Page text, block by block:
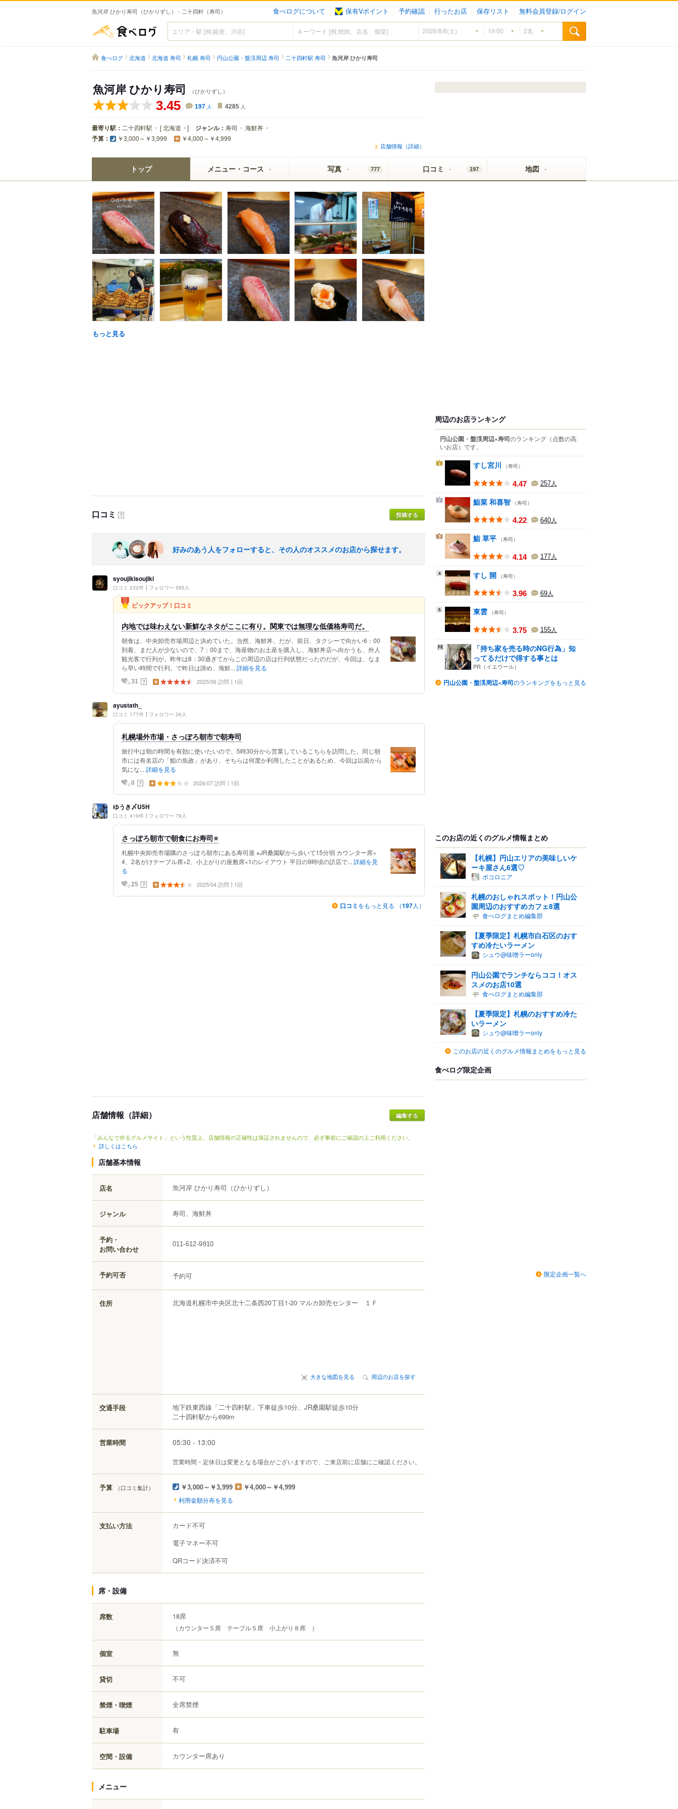
魚河岸 ひかり寿司（ひかりずし） - 二十四軒（寿司） 食べログについて 保有Vポイント 予約確認 行ったお店 保存リスト 無料会員登録/ログイン
食べログ
食べログ 北海道 北海道 寿司 札幌 寿司 円山公園・盤渓周辺 寿司 二十四軒駅 寿司 魚河岸 ひかり寿司
魚河岸 ひかり寿司 （ひかりずし）
3.45 197 人 4285 人
最寄り駅： 二十四軒駅 [北海道 ] ジャンル： 寿司 海鮮丼
予算： ￥3,000～￥3,999 ￥4,000～￥4,999
店舗情報（詳細）
トップ メニュー・コース 写真 777 口コミ 197 地図
もっと見る
口コミ ？ 投稿する
好みのあう人をフォローすると、その人のオススメのお店から探せます。
syoujikisoujiki
口コミ 232件 フォロワー 585人
ピックアップ！口コミ
内地では味わえない新鮮なネタがここに有り。関東では無理な低価格寿司だ。
朝食は、中央卸売市場周辺と決めていた。当然、海鮮丼。だが、前日、タクシーで向かい6：00
到着、まだ人が少ないので、7：00まで、海産物のお土産を購入し、海鮮丼店へ向かうも、外人
観光客で行列が。昨年は8：30過ぎてからこの周辺の店は行列状態だったのだが、今回は、なま
ら早い時間で行列。で昨日は諦め、海鮮... 詳細を見る
31 ？ 2025/06 訪問 1回
ayustath_
口コミ 177件 フォロワー 26人
札幌場外市場・さっぽろ朝市で朝寿司
旅行中は朝の時間を有効に使いたいので、5時30分から営業しているこちらを訪問した。同じ朝
市には有名店の「鮨の魚政」があり、そちらは何度か利用したことがあるため、今回は以前から
気にな... 詳細を見る
0 ？ 2026/07 訪問 1回
ゆうき〆U5H
口コミ 419件 フォロワー 79人
さっぽろ朝市で朝食にお寿司⭐️
札幌中央卸売市場隣のさっぽろ朝市にある寿司屋 ※JR桑園駅から歩いて15分弱 カウンター席×
4、2名がけテーブル席×2、小上がりの座敷席×1のレイアウト 平日の9時頃の訪店で... 詳細を見
る
25 ？ 2025/04 訪問 1回
口コミ をもっと見る （197人）
店舗情報（詳細）
「みんなで作るグルメサイト」という性質上、店舗情報の正確性は保証されませんので、必ず事前にご確認の上ご利用ください。
詳しくはこちら
店舗基本情報
店名 魚河岸 ひかり寿司 （ひかりずし）
ジャンル 寿司、海鮮丼
予約・
お問い合わせ
011-612-9810
予約可否 予約可
住所 北海道札幌市中央区北十二条西20丁目1-20 マルカ卸売センター １Ｆ
大きな地図を見る 周辺のお店を探す
交通手段
地下鉄東西線「二十四軒駅」下車徒歩10分、JR桑園駅徒歩10分
二十四軒駅から699m
営業時間 05:30 - 13:00
営業時間・定休日は変更となる場合がございますので、ご来店前に店舗にご確認ください。
予算 （口コミ集計） ￥3,000～￥3,999 ￥4,000～￥4,999
利用金額分布を見る
支払い方法
カード不可
電子マネー不可
QRコード決済不可
席・設備
席数 18席
（カウンター５席 テーブル５席 小上がり８席 ）
個室 無
貸切 不可
禁煙・喫煙 全席禁煙
駐車場 有
空間・設備 カウンター席あり
メニュー
周辺のお店ランキング
円山公園・盤渓周辺×寿司のランキング （点数の高
いお店） です。
1 すし宮川 （寿司）
4.47 257人
2 鮨菜 和喜智 （寿司）
4.22 640人
3 鮨 草平 （寿司）
4.14 177人
4 すし 開 （寿司）
3.96 69人
5 東雲 （寿司）
3.75 155人
「持ち家を売る時のNG行為」知
ってるだけで得する事とは
PR（イエウール）
円山公園・盤渓周辺×寿司のランキングをもっと見る
このお店の近くのグルメ情報まとめ
【札幌】円山エリアの美味しいケ
ーキ屋さん6選♡
ポコロニア
札幌のおしゃれスポット！円山公
園周辺のおすすめカフェ8選
食べログまとめ編集部
【夏季限定】札幌市白石区のおす
すめ冷たいラーメン
シュウ@味噌ラーonly
円山公園でランチならココ！オス
スメのお店10選
食べログまとめ編集部
【夏季限定】札幌のおすすめ冷た
いラーメン
シュウ@味噌ラーonly
このお店の近くのグルメ情報まとめをもっと見る
食べログ限定企画
限定企画一覧へ